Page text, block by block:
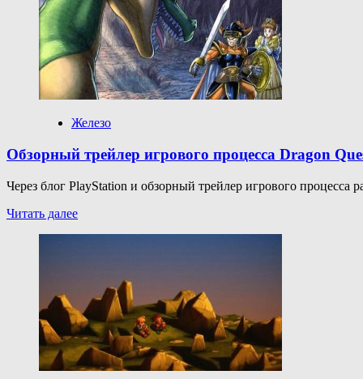
Stalkers
меняют
условия
события
“Убийство
боссов”
Железо
Обзорный трейлер игрового процесса Dragon
Через блог PlayStation и обзорный трейлер игрового
Читать далееПрочитать
игрового
процесса
Dragon
Quest
I
&
II